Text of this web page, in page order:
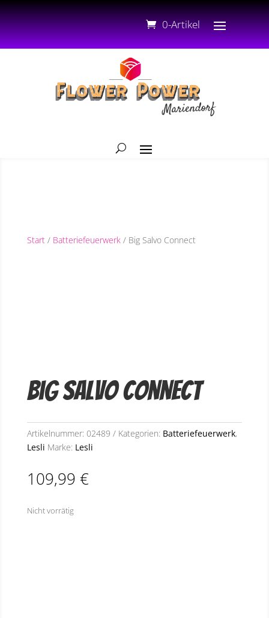
0-Artikel
Start/ Batteriefeuerwerk/ Big Salvo Connect
Big Salvo Connect
Artikelnummer: 02489 Kategorien: Batteriefeuerwerk,
Lesli Marke: Lesli
109,99 €
Nicht vorrätig